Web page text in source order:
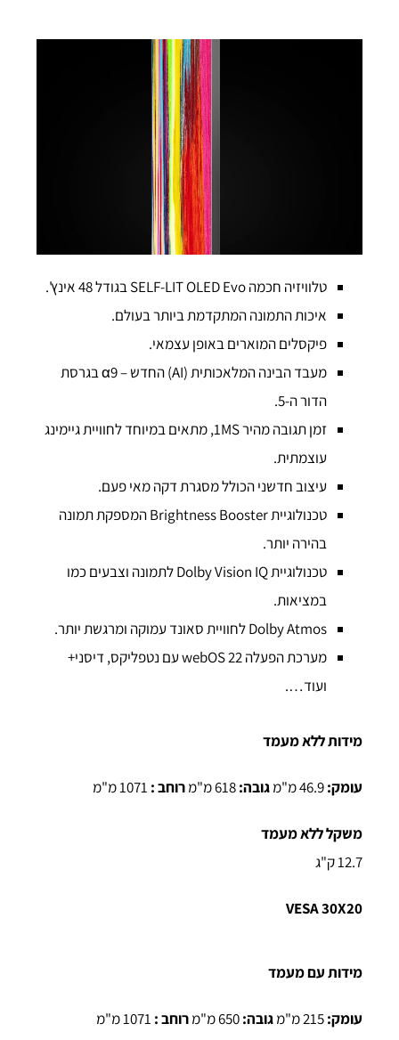
טלוויזיה חכמה SELF-LIT OLED Evo בגודל 48 אינץ'.
איכות התמונה המתקדמת ביותר בעולם.
פיקסלים המוארים באופן עצמאי.
מעבד הבינה המלאכותית (AI) החדש – α9 בגרסת
הדור ה-5.
זמן תגובה מהיר 1MS, מתאים במיוחד לחוויית גיימינג
עוצמתית.
עיצוב חדשני הכולל מסגרת דקה מאי פעם.
טכנולוגיית Brightness Booster המספקת תמונה
בהירה יותר.
טכנולוגיית Dolby Vision IQ לתמונה וצבעים כמו
במציאות.
Dolby Atmos לחוויית סאונד עמוקה ומרגשת יותר.
מערכת הפעלה webOS 22 עם נטפליקס, דיסני+
ועוד….
מידות ללא מעמד
עומק: גובה: רוחב :
משקל ללא מעמד
12.7 ק"ג
VESA 30X20
מידות עם מעמד
עומק: גובה: רוחב :